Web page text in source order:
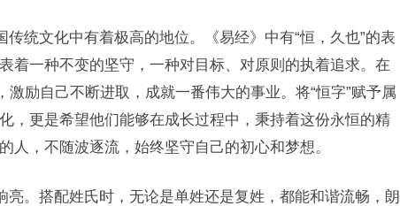
传统文化中有着极高的地位。《易经》中有“恒，久也”的表
着一种不变的坚守，一种对目标、对原则的执着追求。在
激励自己不断进取，成就一番伟大的事业。将“恒字”赋予属
，更是希望他们能够在成长过程中，秉持着这份永恒的精
人，不随波逐流，始终坚守自己的初心和梦想。
亮。搭配姓氏时，无论是单姓还是复姓，都能和谐流畅，朗